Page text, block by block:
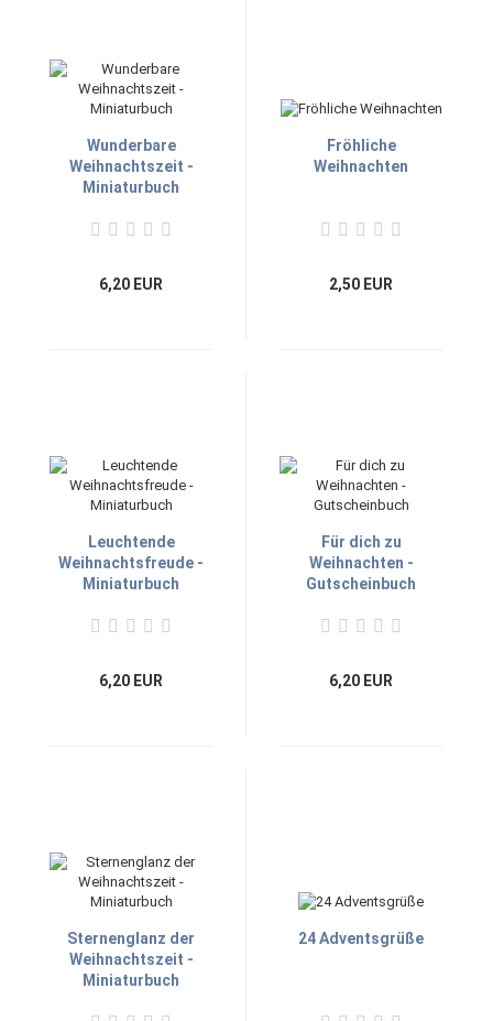
Wunderbare
Weihnachtszeit -
Miniaturbuch
6,20 EUR
Fröhliche
Weihnachten
2,50 EUR
Leuchtende
Weihnachtsfreude -
Miniaturbuch
6,20 EUR
Für dich zu
Weihnachten -
Gutscheinbuch
6,20 EUR
Sternenglanz der
Weihnachtszeit -
Miniaturbuch
24 Adventsgrüße